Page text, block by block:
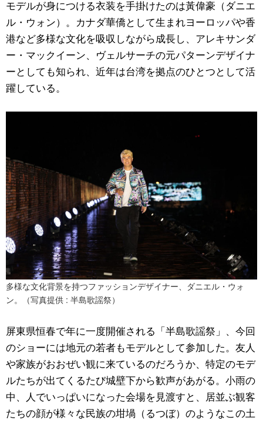
モデルが身につける衣装を手掛けたのは黃偉豪（ダニエ
ル・ウォン）。カナダ華僑として生まれヨーロッパや香
港など多様な文化を吸収しながら成長し、アレキサンダ
ー・マックイーン、ヴェルサーチの元パターンデザイナ
ーとしても知られ、近年は台湾を拠点のひとつとして活
躍している。
多様な文化背景を持つファッションデザイナー、ダニエル・ウォ
ン。（写真提供 : 半島歌謡祭）
屏東県恒春で年に一度開催される「半島歌謡祭」、今回
のショーには地元の若者もモデルとして参加した。友人
や家族がおおぜい観に来ているのだろうか、特定のモデ
ルたちが出てくるたび城壁下から歓声があがる。小雨の
中、人でいっぱいになった会場を見渡すと、居並ぶ観客
たちの顔が様々な民族の坩堝（るつぼ）のようなこの土